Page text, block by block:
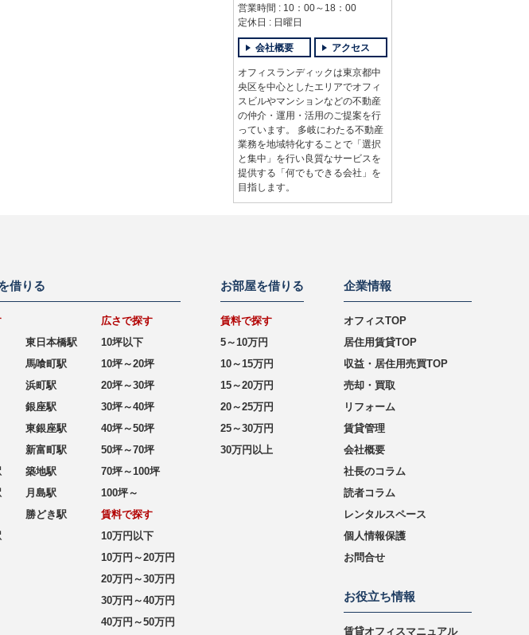
営業時間 : 10：00～18：00
定休日 : 日曜日
会社概要 アクセス
オフィスランディックは東京都中
央区を中心としたエリアでオフィ
スビルやマンションなどの不動産
の仲介・運用・活用のご提案を行
っています。 多岐にわたる不動産
業務を地域特化することで「選択
と集中」を行い良質なサービスを
提供する「何でもできる会社」を
目指します。
借りる
東日本橋駅
馬喰町駅
浜町駅
銀座駅
東銀座駅
新富町駅
築地駅
月島駅
勝どき駅
広さで探す
10坪以下
10坪～20坪
20坪～30坪
30坪～40坪
40坪～50坪
50坪～70坪
70坪～100坪
100坪～
賃料で探す
10万円以下
10万円～20万円
20万円～30万円
30万円～40万円
40万円～50万円
お部屋を借りる
賃料で探す
5～10万円
10～15万円
15～20万円
20～25万円
25～30万円
30万円以上
企業情報
オフィスTOP
居住用賃貸TOP
収益・居住用売買TOP
売却・買取
リフォーム
賃貸管理
会社概要
社長のコラム
読者コラム
レンタルスペース
個人情報保護
お問合せ
お役立ち情報
賃貸オフィスマニュアル